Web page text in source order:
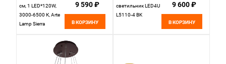
см, 1 LED*120W,
3000-6500 К, Arte
Lamp Sierra
9 590 ₽
В КОРЗИНУ
светильник LED4U
L5110-4 BK
9 600 ₽
В КОРЗИНУ